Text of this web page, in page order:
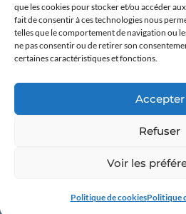
que les cookies pour stocker et/ou accéder
fait de consentir à ces technologies nous
telles que le comportement de navigation ou
ne pas consentir ou de retirer son
certaines caractéristiques et fonctions.
Accepter
Refuser
Voir les
Politique de cookiesPolitique
Tel : 02 40 20
En savoir
Cookies (UE)–